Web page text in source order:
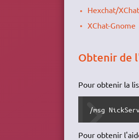
Hexchat/XChat
XChat-Gnome
Obtenir de
Pour obtenir la
/msg
Pour obtenir